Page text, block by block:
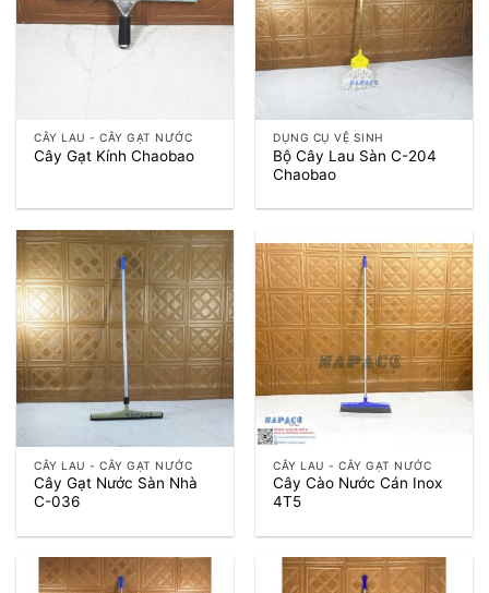
CÂY LAU - CÂY GẠT NƯỚC
Cây Gạt Kính Chaobao
DỤNG CỤ VỆ SINH
Bộ Cây Lau Sàn C-204
Chaobao
CÂY LAU - CÂY GẠT NƯỚC
Cây Gạt Nước Sàn Nhà
C-036
CÂY LAU - CÂY GẠT NƯỚC
Cây Cào Nước Cán Inox
4T5